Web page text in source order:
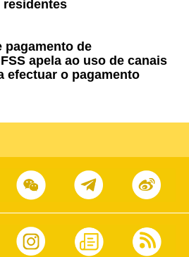
pagamento de
apela ao uso de canais
efectuar o pagamento